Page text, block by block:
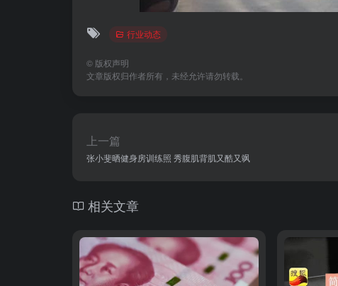
行业动态
© 版权声明
文章版权归作者所有，未经允许请勿转载。
上一篇
张小斐晒健身房训练照 秀腹肌背肌又酷又飒
相关文章